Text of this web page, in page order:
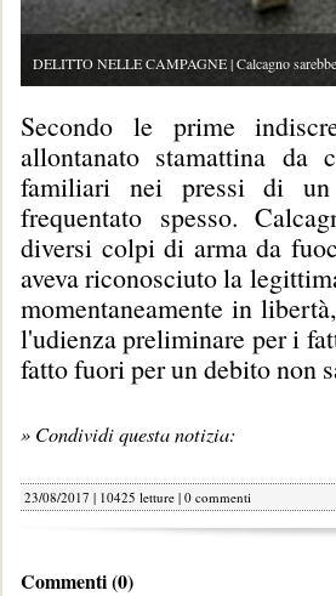
DELITTO NELLE CAMPAGNE | Calcagno
Secondo le prime
allontanato stamattina da
familiari nei pressi di
frequentato spesso.
diversi colpi di arma da
aveva riconosciuto la
momentaneamente in
l'udienza preliminare per i
fatto fuori per un debito non
» Condividi questa notizia:
23/08/2017 | 10425 letture | 0 commenti
Commenti (0)